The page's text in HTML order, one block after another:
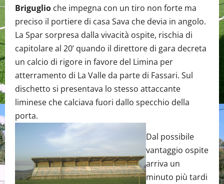
Briguglio che impegna con un tiro non forte ma
preciso il portiere di casa Sava che devia in angolo.
La Spar sorpresa dalla vivacità ospite, rischia di
capitolare al 20’ quando il direttore di gara decreta
un calcio di rigore in favore del Limina per
atterramento di La Valle da parte di Fassari. Sul
dischetto si presentava lo stesso attaccante
liminese che calciava fuori dallo specchio della
porta.
Dal possibile
vantaggio ospite
arriva un
minuto più tardi